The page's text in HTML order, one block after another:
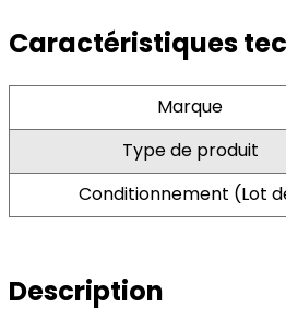
Caractéristiques
Marque
Type de produit
Conditionnement (Lot
Description